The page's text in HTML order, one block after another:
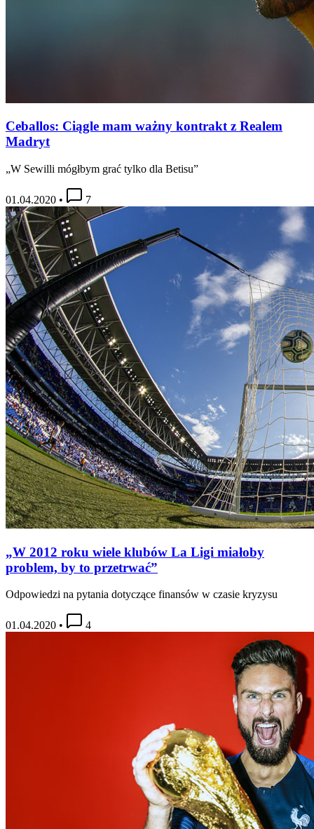
Ceballos: Ciągle mam ważny kontrakt z Realem
Madryt
„W Sewilli mógłbym grać tylko dla Betisu”
01.04.2020 • 7
„W 2012 roku wiele klubów La Ligi miałoby
problem, by to przetrwać”
Odpowiedzi na pytania dotyczące finansów w czasie kryzysu
01.04.2020 • 4